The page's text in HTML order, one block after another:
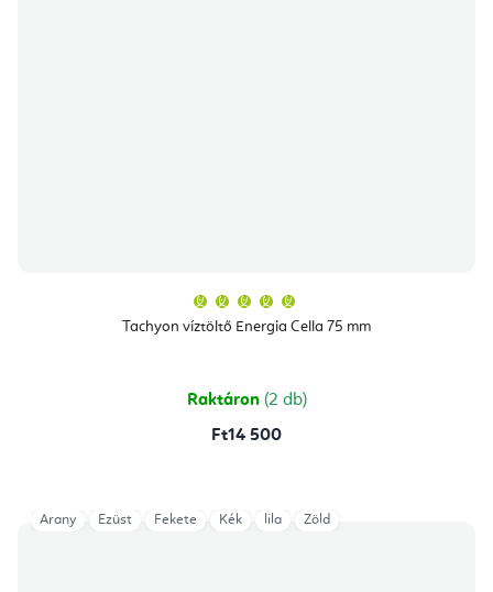
Tachyon víztöltő Energia Cella 75 mm
átlagos
értékelése
csillag.
Raktáron (2 db)
Ft14 500
Arany Ezüst Fekete Kék lila Zöld